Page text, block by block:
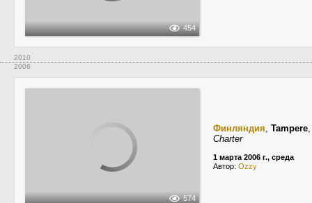
454
2010
2006
574
Финляндия, Tampere
Charter
1 марта 2006 г., среда
Автор: Ozzy